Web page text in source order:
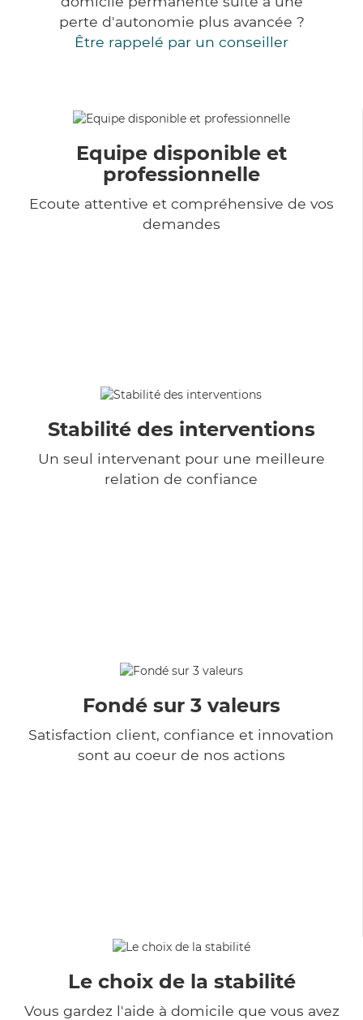
perte d'autonomie plus avancée ?
Être rappelé par un conseiller
Equipe disponible et
professionnelle
Ecoute attentive et compréhensive de vos
demandes
Stabilité des interventions
Un seul intervenant pour une meilleure
relation de confiance
Fondé sur 3 valeurs
Satisfaction client, confiance et innovation
sont au coeur de nos actions
Le choix de la stabilité
Vous gardez l'aide à domicile que vous avez